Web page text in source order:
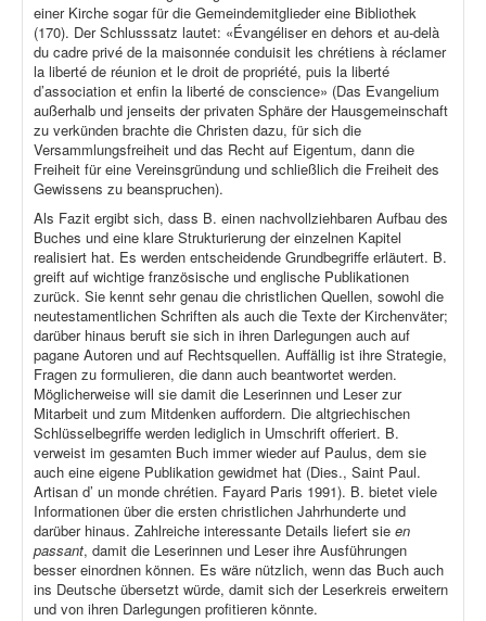
einer Kirche sogar für die Gemeindemitglieder eine Bibliothek
(170). Der Schlusssatz lautet: «Évangéliser en dehors et au-delà
du cadre privé de la maisonnée conduisit les chrétiens à réclamer
la liberté de réunion et le droit de propriété, puis la liberté
d’association et enfin la liberté de conscience» (Das Evangelium
außerhalb und jenseits der privaten Sphäre der Hausgemeinschaft
zu verkünden brachte die Christen dazu, für sich die
Versammlungsfreiheit und das Recht auf Eigentum, dann die
Freiheit für eine Vereinsgründung und schließlich die Freiheit des
Gewissens zu beanspruchen).
Als Fazit ergibt sich, dass B. einen nachvollziehbaren Aufbau des
Buches und eine klare Strukturierung der einzelnen Kapitel
realisiert hat. Es werden entscheidende Grundbegriffe erläutert. B.
greift auf wichtige französische und englische Publikationen
zurück. Sie kennt sehr genau die christlichen Quellen, sowohl die
neutestamentlichen Schriften als auch die Texte der Kirchenväter;
darüber hinaus beruft sie sich in ihren Darlegungen auch auf
pagane Autoren und auf Rechtsquellen. Auffällig ist ihre Strategie,
Fragen zu formulieren, die dann auch beantwortet werden.
Möglicherweise will sie damit die Leserinnen und Leser zur
Mitarbeit und zum Mitdenken auffordern. Die altgriechischen
Schlüsselbegriffe werden lediglich in Umschrift offeriert. B.
verweist im gesamten Buch immer wieder auf Paulus, dem sie
auch eine eigene Publikation gewidmet hat (Dies., Saint Paul.
Artisan d’ un monde chrétien. Fayard Paris 1991). B. bietet viele
Informationen über die ersten christlichen Jahrhunderte und
darüber hinaus. Zahlreiche interessante Details liefert sie en
passant, damit die Leserinnen und Leser ihre Ausführungen
besser einordnen können. Es wäre nützlich, wenn das Buch auch
ins Deutsche übersetzt würde, damit sich der Leserkreis erweitern
und von ihren Darlegungen profitieren könnte.